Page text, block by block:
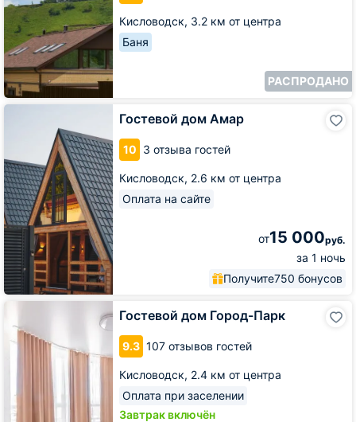
Кисловодск, 3.2 км от центра
Баня
РАСПРОДАНО
Гостевой дом Амар
10 3 отзыва гостей
Кисловодск, 2.6 км от центра
Оплата на сайте
от15 000руб.
за 1 ночь
Получите750 бонусов
Гостевой
Гостевой дом Город-Парк
9.3 107 отзывов гостей
Кисловодск, 2.4 км от центра
Оплата при заселении
Завтрак включён
Город-